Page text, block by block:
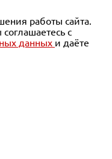
работы сайта.
с
данных и даёте